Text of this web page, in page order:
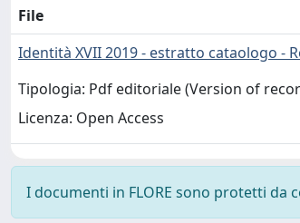
File
Identità XVII 2019 - estratto cataologo -
Tipologia: Pdf editoriale (Version of
Licenza: Open Access
I documenti in FLORE sono protetti